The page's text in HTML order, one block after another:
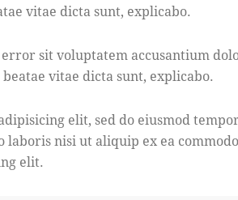
vitae dicta sunt, explicabo.
sit voluptatem accusantium
vitae dicta sunt, explicabo.
elit, sed do eiusmod
nisi ut aliquip ex ea
elit.